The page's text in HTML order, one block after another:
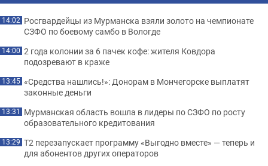
14:02 Росгвардейцы из Мурманска взяли золото на чемпионате
СЗФО по боевому самбо в Вологде
14:00 2 года колонии за 6 пачек кофе: жителя Ковдора
подозревают в краже
13:45 «Средства нашлись!»: Донорам в Мончегорске выплатят
законные деньги
13:31 Мурманская область вошла в лидеры по СЗФО по росту
образовательного кредитования
13:29 Т2 перезапускает программу «Выгодно вместе» — теперь и
для абонентов других операторов